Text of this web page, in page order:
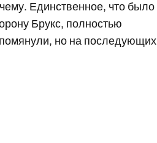
Единственное, что было
Брукс, полностью
но на последующих